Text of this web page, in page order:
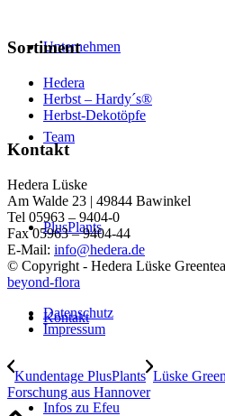
Unternehmen
Team
PlusPlants
Kontakt
Infos zu Efeu
Sortiment
Hedera
Herbst – Hardy´s®
Herbst-Dekotöpfe
Kontakt
Hedera Lüske
Am Walde 23 | 49844 Bawinkel
Tel 05963 – 9404-0
Fax 05963 – 9404-44
E-Mail: info@hedera.de
© Copyright - Hedera Lüske
beyond-flora
Datenschutz
Impressum
Kundentage PlusPlants Lüske
Forschung aus Hannover